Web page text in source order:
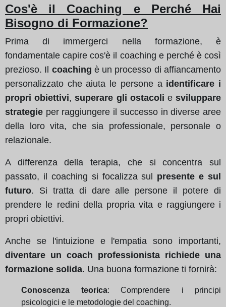
Cos'è il Coaching e Perché Hai
Bisogno di Formazione?
Prima di immergerci nella formazione, è
fondamentale capire cos'è il coaching e perché è così
prezioso. Il coaching è un processo di affiancamento
personalizzato che aiuta le persone a identificare i
propri obiettivi,superare gli ostacoli esviluppare
strategie per raggiungere il successo in diverse aree
della loro vita, che sia professionale, personale o
relazionale.
A differenza della terapia, che si concentra sul
passato, il coaching si focalizza sul presente e sul
futuro. Si tratta di dare alle persone il potere di
prendere le redini della propria vita e raggiungere i
propri obiettivi.
Anche se l'intuizione e l'empatia sono importanti,
diventare un coach professionista richiede una
formazione solida. Una buona formazione ti fornirà:
Conoscenza teorica: Comprendere i principi
psicologici e le metodologie del coaching.